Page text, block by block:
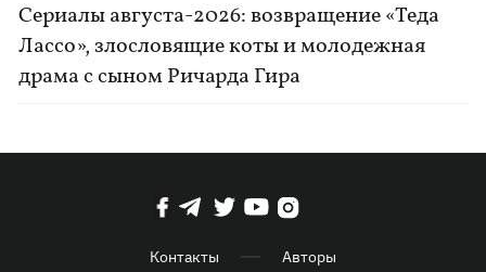
Сериалы августа-2026: возвращение «Теда
Лассо», злословящие коты и молодежная
драма с сыном Ричарда Гира
Контакты Авторы